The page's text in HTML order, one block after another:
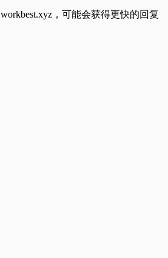
workbest.xyz ，可能会获得更快的回复